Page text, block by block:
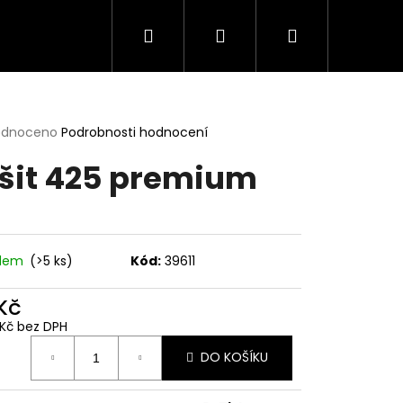
Hledat PřihlášeníNákupní
Podrobnosti hodnocení
425 premium
(>5 ks) Kód: 39611
bez DPH
DO KOŠÍKU